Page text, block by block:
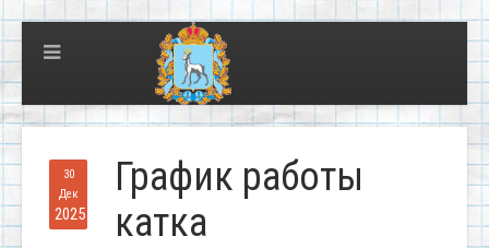
30
Дек
2025
График работы
катка